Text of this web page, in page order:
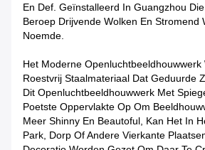
En Def. Geïnstalleerd In Guangzhou Die
Beroep Drijvende Wolken En Stromend
Noemde.
Het Moderne Openluchtbeeldhouwwerk
Roestvrij Staalmateriaal Dat Geduurde
Dit Openluchtbeeldhouwwerk Met
Poetste Oppervlakte Op Om
Meer Shinny En Beautoful, Kan Het In
Park, Dorp Of Andere Vierkante